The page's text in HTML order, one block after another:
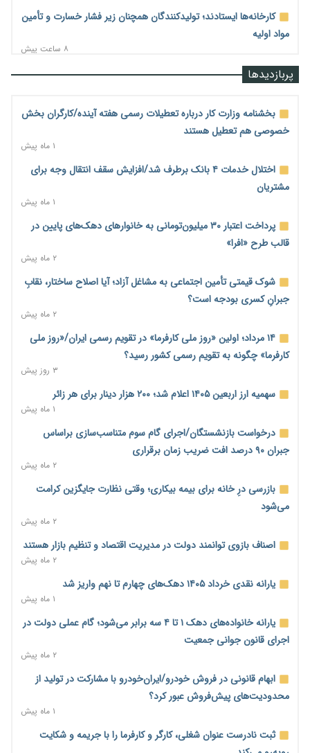
کارخانه‌ها ایستادند؛ تولیدکنندگان همچنان زیر فشار خسارت و تأمین
مواد اولیه
۸ ساعت پیش
قیمت مسکن در دست سازنده‌های خرد؛ چگونه «عددسازی» بازار
منابع صندوق ملی مسکن به متقاضیان رسید؛ اولویت با پروژه‌های
هشدار درباره آینده صندوق‌های بازنشستگی؛ اعتماد بیمه‌پردازان را
ترمیم مزد در راه است؟ تأکید بر افزایش مزد پایه و شفافیت سبد
وام بدون رتبه اعتباری؛ صندوق کارآفرینی امید از حمایت متفاوت
ناترازی برق ۳۰ درصد کاهش یافت؛ وعده وزارت نیرو برای رفع
محدودیت صنایع
۱۰ ساعت پیش
ورود بخش خصوصی به حکمرانی اشتغال؛ «یاوران پیشرفت»
امسال گسترده‌تر می‌شود
۱۰ ساعت پیش
مطالبه کارگران جنوب برای پرداخت «حق جنگ»؛ از نفت و گاز تا
شبکه برق
۱۰ ساعت پیش
حساب‌های شرکت ملی نفت در بانک صنعت و معدن مسدود شد؛
بدهی یک میلیارد دلاری
درآمد کارگزاری‌ها چقدر است؟ کانون کارگزاران اعداد منتشرشده در
فضای مجازی را تکذیب کرد
بیکاری ۷ درصدی روی کاغذ؛ آیا در واقعیت هم این چنین است؟
روز خبرنگار؛ مطالبه‌ای فراتر از تبریک برای پاسداشت حقیقت و
امنیت شغلی
پربازدیدها
بخشنامه وزارت کار درباره تعطیلات رسمی هفته آینده/کارگران بخش
خصوصی هم تعطیل هستند
۱ ماه پیش
اختلال خدمات ۴ بانک برطرف شد/افزایش سقف انتقال وجه برای
مشتریان
۱ ماه پیش
پرداخت اعتبار ۳۰ میلیون‌تومانی به خانوارهای دهک‌های پایین در
قالب طرح «افرا»
۲ ماه پیش
شوک قیمتی تأمین اجتماعی به مشاغل آزاد؛ آیا اصلاح ساختار، نقابِ
جبرانِ کسری بودجه است؟
۲ ماه پیش
۱۴ مرداد؛ اولین «روز ملی کارفرما» در تقویم رسمی ایران/«روز ملی
کارفرما» چگونه به تقویم رسمی کشور رسید؟
۳ روز پیش
سهمیه ارز اربعین ۱۴۰۵ اعلام شد؛ ۲۰۰ هزار دینار برای هر زائر
۱ ماه پیش
درخواست بازنشستگان/اجرای گام سوم متناسب‌سازی براساس
جبران ۹۰ درصد افت ضریب زمان برقراری
۲ ماه پیش
بازرسی درِ خانه برای بیمه بیکاری؛ وقتی نظارت جایگزین کرامت
می‌شود
۲ ماه پیش
اصناف بازوی توانمند دولت در مدیریت اقتصاد و تنظیم بازار هستند
۲ ماه پیش
یارانه نقدی خرداد ۱۴۰۵ دهک‌های چهارم تا نهم واریز شد
۱ ماه پیش
یارانه خانواده‌های دهک ۱ تا ۴ سه برابر می‌شود؛ گام عملی دولت در
اجرای قانون جوانی جمعیت
۲ ماه پیش
ابهام قانونی در فروش خودرو/ایران‌خودرو با مشارکت در تولید از
محدودیت‌های پیش‌فروش عبور کرد؟
۱ ماه پیش
ثبت نادرست عنوان شغلی، کارگر و کارفرما را با جریمه و شکایت